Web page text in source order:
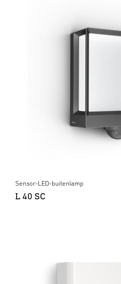
Sensor-LED-buitenlamp
L 40 SC